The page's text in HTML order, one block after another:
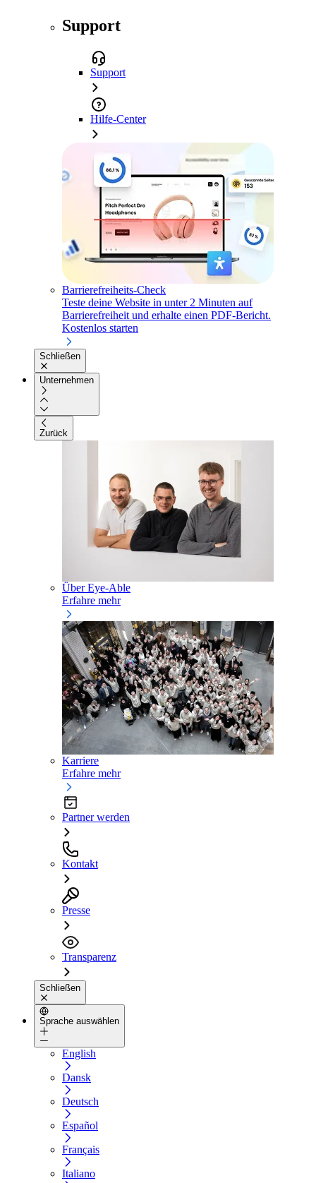
Support
Support
Hilfe-Center
Barrierefreiheits-Check
Teste deine Website in unter 2 Minuten auf
Barrierefreiheit und erhalte einen PDF-Bericht.
Kostenlos starten
Schließen
Unternehmen
Zurück
Über Eye-Able
Erfahre mehr
Karriere
Erfahre mehr
Partner werden
Kontakt
Presse
Transparenz
Schließen
Sprache auswählen
English
Dansk
Deutsch
Español
Français
Italiano